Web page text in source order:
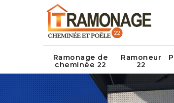
Ramonage de
cheminée 22
Ramoneur
22